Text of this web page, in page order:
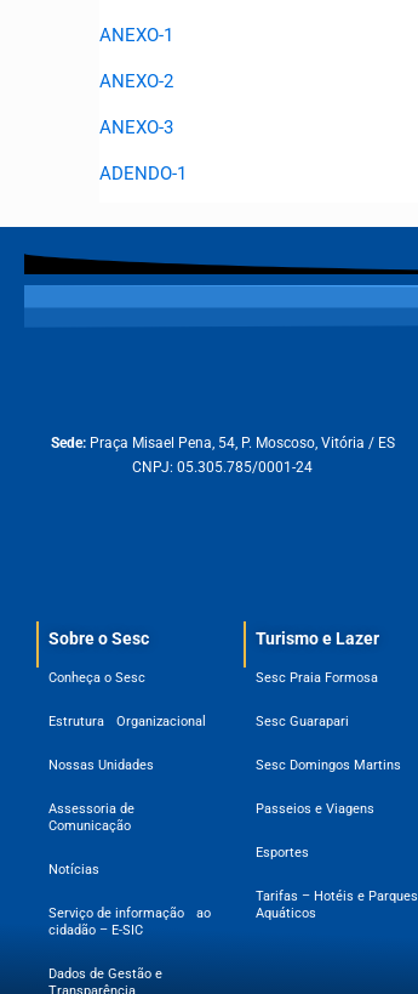
ANEXO-1
ANEXO-2
ANEXO-3
ADENDO-1
Sede: Praça Misael Pena, 54, P. Moscoso, Vitória / ES
CNPJ: 05.305.785/0001-24
Sobre o Sesc​
Conheça o Sesc
Estrutura Organizacional
Nossas Unidades
Assessoria de
Comunicação
Notícias
Serviço de informação ao
cidadão – E-SIC
Dados de Gestão e
Turismo e Lazer
Sesc Praia Formosa
Sesc Guarapari
Sesc Domingos Martins
Passeios e Viagens
Esportes
Tarifas – Hotéis e Parques
Aquáticos